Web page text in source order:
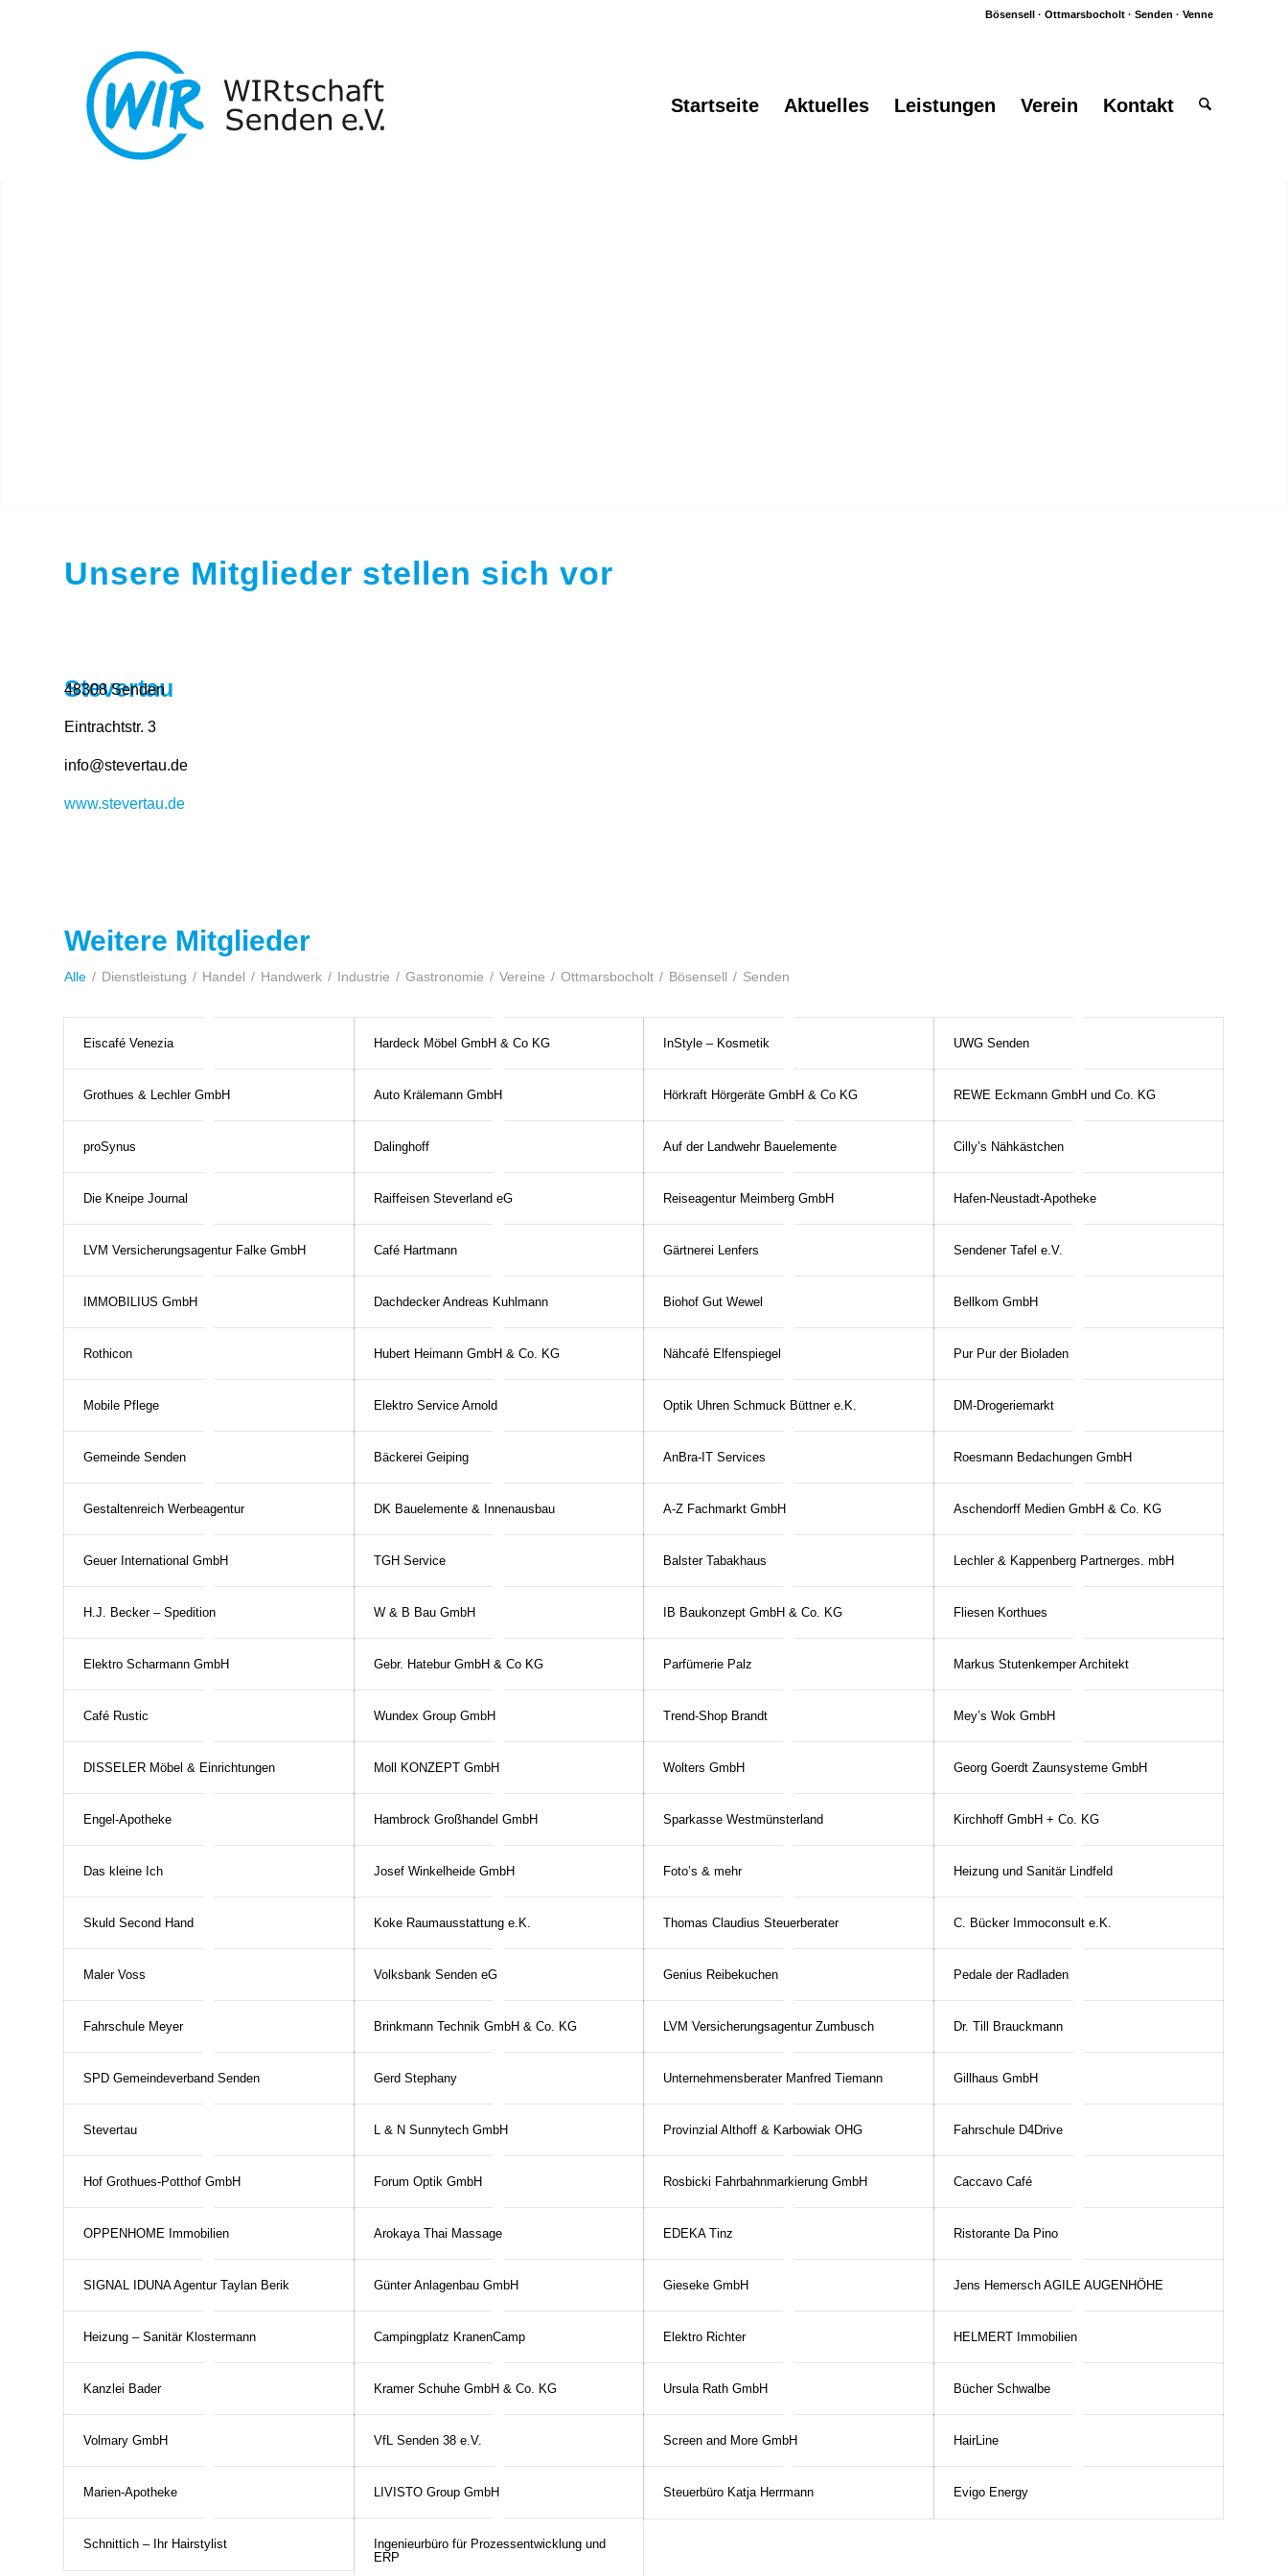
Bösensell · Ottmarsbocholt · Senden · Venne
Startseite Aktuelles Leistungen Verein Kontakt
Unsere Mitglieder stellen sich vor
Stevertau
48308 Senden
Eintrachtstr. 3
info@stevertau.de
www.stevertau.de
Weitere Mitglieder
Alle / Dienstleistung / Handel / Handwerk / Industrie / Gastronomie / Vereine / Ottmarsbocholt / Bösensell / Senden
Eiscafé Venezia Hardeck Möbel GmbH & Co KG InStyle – Kosmetik UWG Senden
Grothues & Lechler GmbH Auto Krälemann GmbH Hörkraft Hörgeräte GmbH & Co KG REWE Eckmann GmbH und Co. KG
proSynus Dalinghoff Auf der Landwehr Bauelemente Cilly’s Nähkästchen
Die Kneipe Journal Raiffeisen Steverland eG Reiseagentur Meimberg GmbH Hafen-Neustadt-Apotheke
LVM Versicherungsagentur Falke GmbH Café Hartmann Gärtnerei Lenfers Sendener Tafel e.V.
IMMOBILIUS GmbH Dachdecker Andreas Kuhlmann Biohof Gut Wewel Bellkom GmbH
Rothicon Hubert Heimann GmbH & Co. KG Nähcafé Elfenspiegel Pur Pur der Bioladen
Mobile Pflege Elektro Service Arnold Optik Uhren Schmuck Büttner e.K. DM-Drogeriemarkt
Gemeinde Senden Bäckerei Geiping AnBra-IT Services Roesmann Bedachungen GmbH
Gestaltenreich Werbeagentur DK Bauelemente & Innenausbau A-Z Fachmarkt GmbH Aschendorff Medien GmbH & Co. KG
Geuer International GmbH TGH Service Balster Tabakhaus Lechler & Kappenberg Partnerges. mbH
H.J. Becker – Spedition W & B Bau GmbH IB Baukonzept GmbH & Co. KG Fliesen Korthues
Elektro Scharmann GmbH Gebr. Hatebur GmbH & Co KG Parfümerie Palz Markus Stutenkemper Architekt
Café Rustic Wundex Group GmbH Trend-Shop Brandt Mey’s Wok GmbH
DISSELER Möbel & Einrichtungen Moll KONZEPT GmbH Wolters GmbH Georg Goerdt Zaunsysteme GmbH
Engel-Apotheke Hambrock Großhandel GmbH Sparkasse Westmünsterland Kirchhoff GmbH + Co. KG
Das kleine Ich Josef Winkelheide GmbH Foto’s & mehr Heizung und Sanitär Lindfeld
Skuld Second Hand Koke Raumausstattung e.K. Thomas Claudius Steuerberater C. Bücker Immoconsult e.K.
Maler Voss Volksbank Senden eG Genius Reibekuchen Pedale der Radladen
Fahrschule Meyer Brinkmann Technik GmbH & Co. KG LVM Versicherungsagentur Zumbusch Dr. Till Brauckmann
SPD Gemeindeverband Senden Gerd Stephany Unternehmensberater Manfred Tiemann Gillhaus GmbH
Stevertau L & N Sunnytech GmbH Provinzial Althoff & Karbowiak OHG Fahrschule D4Drive
Hof Grothues-Potthof GmbH Forum Optik GmbH Rosbicki Fahrbahnmarkierung GmbH Caccavo Café
OPPENHOME Immobilien Arokaya Thai Massage EDEKA Tinz Ristorante Da Pino
SIGNAL IDUNA Agentur Taylan Berik Günter Anlagenbau GmbH Gieseke GmbH Jens Hemersch AGILE AUGENHÖHE
Heizung – Sanitär Klostermann Campingplatz KranenCamp Elektro Richter HELMERT Immobilien
Kanzlei Bader Kramer Schuhe GmbH & Co. KG Ursula Rath GmbH Bücher Schwalbe
Volmary GmbH VfL Senden 38 e.V. Screen and More GmbH HairLine
Marien-Apotheke LIVISTO Group GmbH Steuerbüro Katja Herrmann Evigo Energy
Schnittich – Ihr Hairstylist
Ingenieurbüro für Prozessentwicklung und
ERP